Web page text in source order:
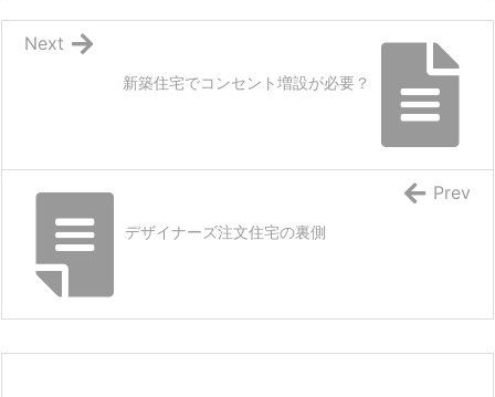
新築住宅でコンセント増設が必要？
Next
デザイナーズ注文住宅の裏側
Prev